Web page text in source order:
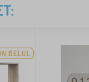
BELÜL